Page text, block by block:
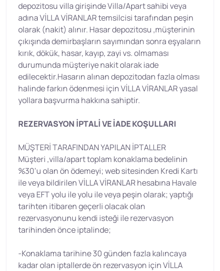
depozitosu villa girişinde Villa/Apart sahibi veya
adına VİLLA VİRANLAR temsilcisi tarafından peşin
olarak (nakit) alınır. Hasar depozitosu ,müşterinin
çıkışında demirbaşların sayımından sonra eşyaların
kırık, dökük, hasar, kayıp, zayi vs. olmaması
durumunda müşteriye nakit olarak iade
edilecektir.Hasarın alınan depozitodan fazla olması
halinde farkın ödenmesi için VİLLA VİRANLAR yasal
yollara başvurma hakkına sahiptir.
REZERVASYON İPTALİ VE İADE KOŞULLARI
MÜŞTERİ TARAFINDAN YAPILAN İPTALLER
Müşteri ,villa/apart toplam konaklama bedelinin
%30’u olan ön ödemeyi; web sitesinden Kredi Kartı
ile veya bildirilen VİLLA VİRANLAR hesabına Havale
veya EFT yolu ile yolu ile veya peşin olarak; yaptığı
tarihten itibaren geçerli olacak olan
rezervasyonunu kendi isteği ile rezervasyon
tarihinden önce iptalinde;
-Konaklama tarihine 30 günden fazla kalıncaya
kadar olan iptallerde ön rezervasyon için VİLLA